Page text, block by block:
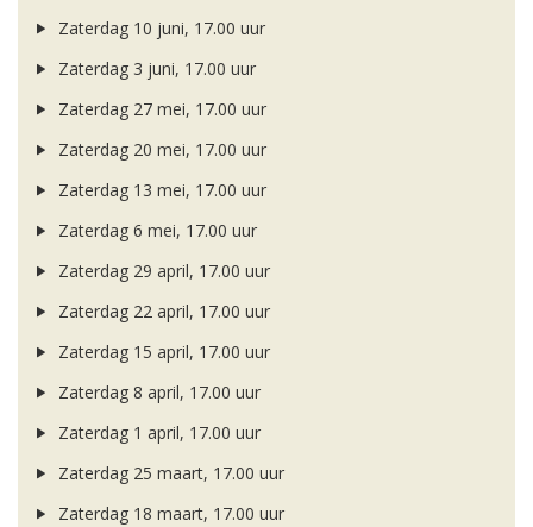
Zaterdag 10 juni, 17.00 uur
Zaterdag 3 juni, 17.00 uur
Zaterdag 27 mei, 17.00 uur
Zaterdag 20 mei, 17.00 uur
Zaterdag 13 mei, 17.00 uur
Zaterdag 6 mei, 17.00 uur
Zaterdag 29 april, 17.00 uur
Zaterdag 22 april, 17.00 uur
Zaterdag 15 april, 17.00 uur
Zaterdag 8 april, 17.00 uur
Zaterdag 1 april, 17.00 uur
Zaterdag 25 maart, 17.00 uur
Zaterdag 18 maart, 17.00 uur